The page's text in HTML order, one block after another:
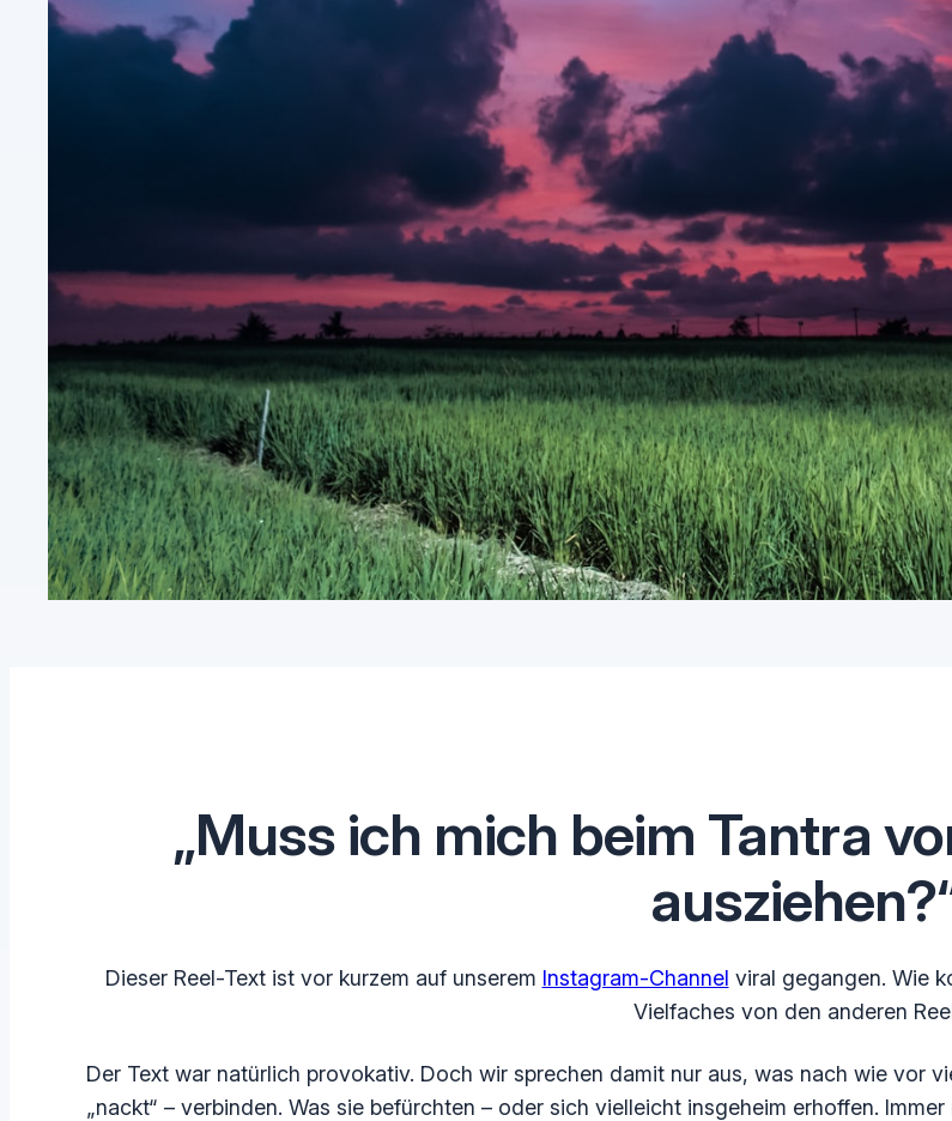
„Muss ich mich beim Tantra
Dieser Reel-Text ist vor kurzem auf unserem Instagram-Channel viral gegangen. Wie
Vielfaches von den anderen
Der Text war natürlich provokativ. Doch wir sprechen damit nur aus, was nach wie vor
„nackt“ – verbinden. Was sie befürchten – oder sich vielleicht insgeheim erhoffen.